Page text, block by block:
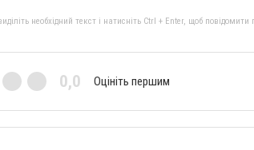
необхідний текст і натисніть Ctrl + Enter, щоб повідомити
0,0 Оцініть першим